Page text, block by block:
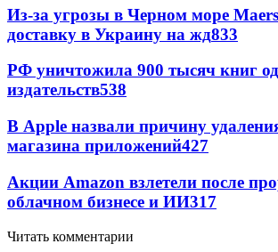
Из-за угрозы в Черном море
доставку в Украину на жд833
РФ уничтожила 900 тысяч книг
издательств538
В Apple назвали причину
магазина приложений427
Акции Amazon взлетели после
облачном бизнесе и ИИ317
Читать комментарии